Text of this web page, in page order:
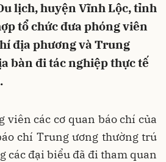
lịch, huyện Vĩnh Lộc, tỉnh
tổ chức đưa phóng viên
địa phương và Trung
bàn đi tác nghiệp thực tế
viên các cơ quan báo chí của
chí Trung ương thường trú
các đại biểu đã đi tham quan